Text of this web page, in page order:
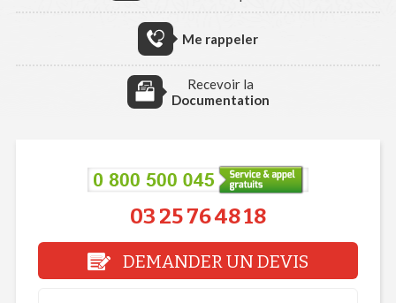
Me rappeler
Recevoir la
Documentation
03 25 76 48 18
DEMANDER UN DEVIS